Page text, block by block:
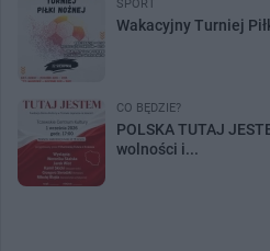
SPORT
Wakacyjny Turniej
CO BĘDZIE?
POLSKA TUTAJ
wolności i...